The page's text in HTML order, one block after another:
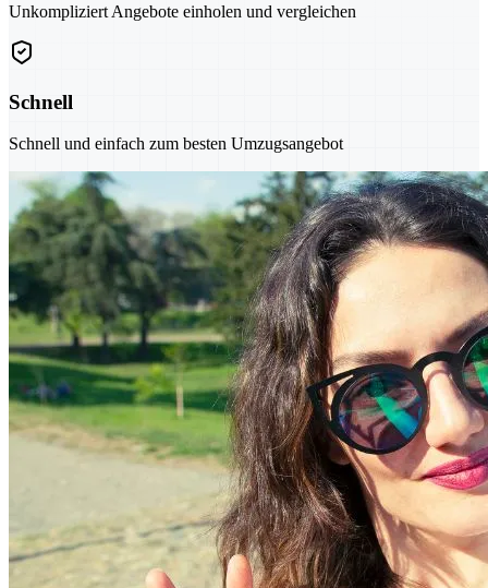
Unkompliziert Angebote einholen und vergleichen
Schnell
Schnell und einfach zum besten Umzugsangebot